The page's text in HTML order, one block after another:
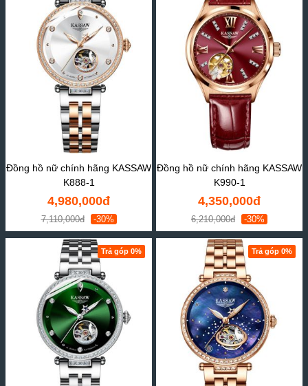
Đồng hồ nữ chính hãng KASSAW
K888-1
4,980,000đ
7,110,000đ -30%
Đồng hồ nữ chính hãng KASSAW
K990-1
4,350,000đ
6,210,000đ -30%
Trả góp 0% Trả góp 0%